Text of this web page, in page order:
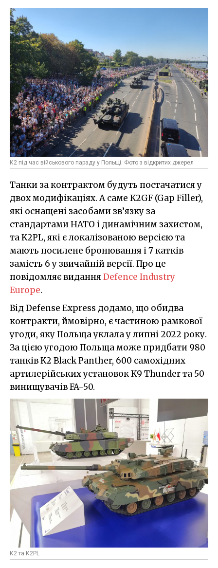
К2 під час військового параду у Польщі. Фото з відкритих джерел
Танки за контрактом будуть постачатися у
двох модифікаціях. А саме K2GF (Gap Filler),
які оснащені засобами зв’язку за
стандартами НАТО і динамічним захистом,
та K2PL, які є локалізованою версією та
мають посилене бронювання і 7 катків
замість 6 у звичайній версії. Про це
повідомляє виданняDefence Industry
Europe.
Від Defense Express додамо, що обидва
контракти, ймовірно, є частиною рамкової
угоди, яку Польща уклала у липні 2022 року.
За цією угодою Польща може придбати 980
танків K2 Black Panther, 600 самохідних
артилерійських установок K9 Thunder та 50
винищувачів FA-50.
К2 та К2PL